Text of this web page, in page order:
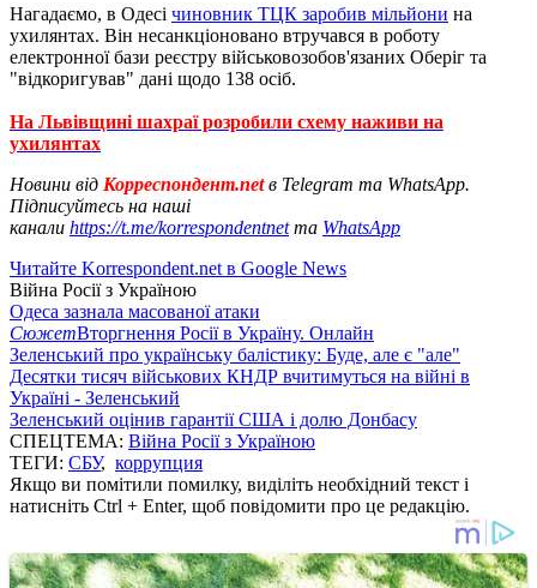
Нагадаємо, в Одесі чиновник ТЦК заробив мільйони на
ухилянтах. Він несанкціоновано втручався в роботу
електронної бази реєстру військовозобов'язаних Оберіг та
"відкоригував" дані щодо 138 осіб.
На Львівщині шахраї розробили схему наживи на
ухилянтах
Новини від Корреспондент.netв Telegram та WhatsApp.
Підписуйтесь на наші
канали https://t.me/korrespondentnetта WhatsApp
Читайте Korrespondent.net в Google News
Війна Росії з Україною
Одеса зазнала масованої атаки
СюжетВторгнення Росії в Україну. Онлайн
Зеленський про українську балістику: Буде, але є "але"
Десятки тисяч військових КНДР вчитимуться на війні в
Україні - Зеленський
Зеленський оцінив гарантії США і долю Донбасу
СПЕЦТЕМА: Війна Росії з Україною
ТЕГИ: СБУ, коррупция
Якщо ви помітили помилку, виділіть необхідний текст і
натисніть Ctrl + Enter, щоб повідомити про це редакцію.